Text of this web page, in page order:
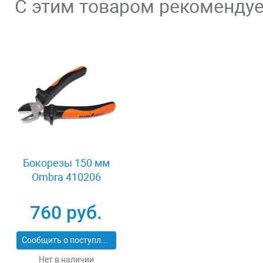
С этим товаром
Бокорезы 150 мм
Ombra 410206
760 руб.
Сообщить о поступлении
Нет в наличии